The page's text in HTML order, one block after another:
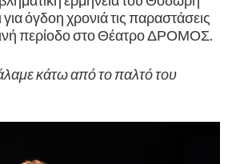
όγδοη χρονιά τις παραστάσεις
περίοδο στο Θέατρο ΔΡΟΜΟΣ.
κάτω από το παλτό του